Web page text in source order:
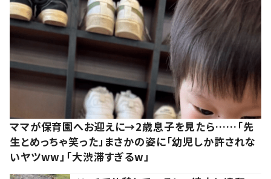
ママが保育園へお迎えに→2歳息子を見たら……「先
生とめっちゃ笑った」まさかの姿に「幼児しか許されな
いヤツww」「大渋滞すぎるw」